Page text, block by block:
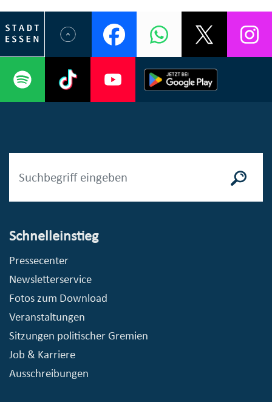
Schnelleinstieg
Pressecenter
Newsletterservice
Fotos zum Download
Veranstaltungen
Sitzungen politischer Gremien
Job & Karriere
Ausschreibungen